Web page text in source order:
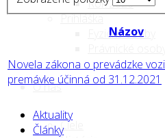
Rok 2026
Prihláška
Fyzické osoby
O nás
Ciele
Názov
Novela zákona o prevádzke
premávke účinná od 31.12.2021
Aktuality
Články